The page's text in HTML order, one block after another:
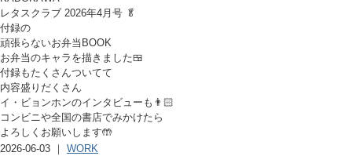
レタスクラブ 2026年4月号 🥬
付録の
頑張らないお弁当BOOK
お弁当のキャラを描きました🍱
付録もたくさんついてて
内容盛りだくさん
イ・ビョンホンのインタビューも👨🏻
コンビニや全国の書店でみかけたら
よろしくお願いします🤲
2026-06-03 ｜ WORK